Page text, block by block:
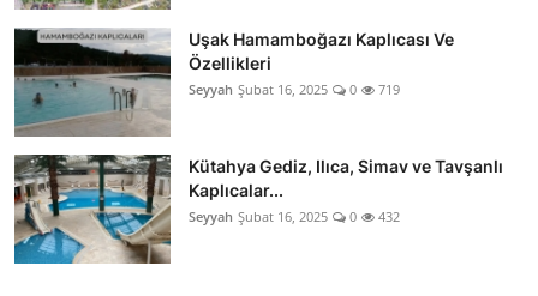
Uşak Hamamboğazı Kaplıcası Ve
Özellikleri
Seyyah Şubat 16, 2025 0 719
Kütahya Gediz, Ilıca, Simav ve Tavşanlı
Kaplıcalar...
Seyyah Şubat 16, 2025 0 432